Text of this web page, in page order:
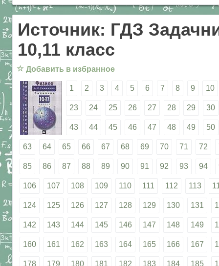
Источник: ГДЗ
10,11 класс
☆ Добавить в избранное
1 2 3 4 5 6 7 8 9 10
23 24 25 26 27 28 29 30
43 44 45 46 47 48 49 50
63 64 65 66 67 68 69 70 71 72
85 86 87 88 89 90 91 92 93 94
106 107 108 109 110 111 112 113
124 125 126 127 128 129 130 131
142 143 144 145 146 147 148 149
160 161 162 163 164 165 166 167
178 179 180 181 182 183 184 185